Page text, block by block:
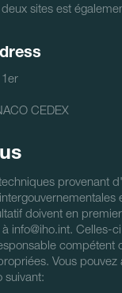
sites est
CEDEX
provenant
doivent en
info@iho.int. Celles-
compétent
Vous pouvez
suivant: